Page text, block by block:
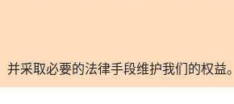
采取必要的法律手段维护我们的权益。